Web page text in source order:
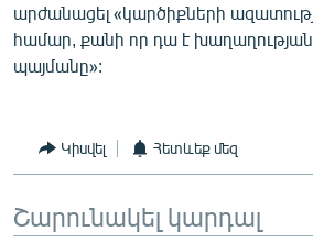
արժանացել «կարծիքների
համար, քանի որ դա է
պայմանը»:
Կիսվել Հետևեք մեզ
Շարունակել կարդալ